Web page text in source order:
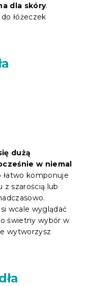
dla skóry.
łóżeczek
dużą
w niemal
łatwo komponuje
z szarością lub
wcale wyglądać
świetny wybór w
wytworzysz